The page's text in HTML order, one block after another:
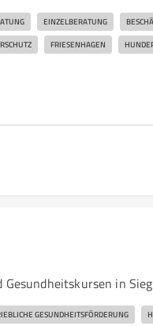
EINZELBERATUNG
FRIESENHAGEN
in Sieg
GESUNDHEITSFÖRDERUNG